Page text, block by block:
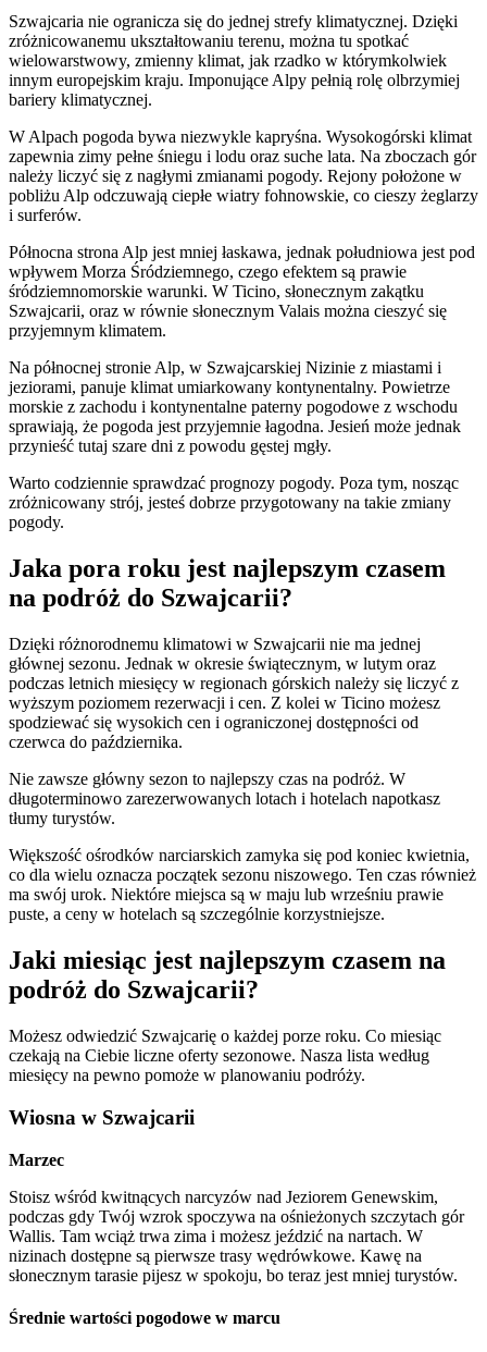
Szwajcaria nie ogranicza się do jednej strefy klimatycznej. Dzięki
zróżnicowanemu ukształtowaniu terenu, można tu spotkać
wielowarstwowy, zmienny klimat, jak rzadko w którymkolwiek
innym europejskim kraju. Imponujące Alpy pełnią rolę olbrzymiej
bariery klimatycznej.
W Alpach pogoda bywa niezwykle kapryśna. Wysokogórski klimat
zapewnia zimy pełne śniegu i lodu oraz suche lata. Na zboczach gór
należy liczyć się z nagłymi zmianami pogody. Rejony położone w
pobliżu Alp odczuwają ciepłe wiatry fohnowskie, co cieszy żeglarzy
i surferów.
Północna strona Alp jest mniej łaskawa, jednak południowa jest pod
wpływem Morza Śródziemnego, czego efektem są prawie
śródziemnomorskie warunki. W Ticino, słonecznym zakątku
Szwajcarii, oraz w równie słonecznym Valais można cieszyć się
przyjemnym klimatem.
Na północnej stronie Alp, w Szwajcarskiej Nizinie z miastami i
jeziorami, panuje klimat umiarkowany kontynentalny. Powietrze
morskie z zachodu i kontynentalne paterny pogodowe z wschodu
sprawiają, że pogoda jest przyjemnie łagodna. Jesień może jednak
przynieść tutaj szare dni z powodu gęstej mgły.
Warto codziennie sprawdzać prognozy pogody. Poza tym, nosząc
zróżnicowany strój, jesteś dobrze przygotowany na takie zmiany
pogody.
Jaka pora roku jest najlepszym czasem
na podróż do Szwajcarii?
Dzięki różnorodnemu klimatowi w Szwajcarii nie ma jednej
głównej sezonu. Jednak w okresie świątecznym, w lutym oraz
podczas letnich miesięcy w regionach górskich należy się liczyć z
wyższym poziomem rezerwacji i cen. Z kolei w Ticino możesz
spodziewać się wysokich cen i ograniczonej dostępności od
czerwca do października.
Nie zawsze główny sezon to najlepszy czas na podróż. W
długoterminowo zarezerwowanych lotach i hotelach napotkasz
tłumy turystów.
Większość ośrodków narciarskich zamyka się pod koniec kwietnia,
co dla wielu oznacza początek sezonu niszowego. Ten czas również
ma swój urok. Niektóre miejsca są w maju lub wrześniu prawie
puste, a ceny w hotelach są szczególnie korzystniejsze.
Jaki miesiąc jest najlepszym czasem na
podróż do Szwajcarii?
Możesz odwiedzić Szwajcarię o każdej porze roku. Co miesiąc
czekają na Ciebie liczne oferty sezonowe. Nasza lista według
miesięcy na pewno pomoże w planowaniu podróży.
Wiosna w Szwajcarii
Marzec
Stoisz wśród kwitnących narcyzów nad Jeziorem Genewskim,
podczas gdy Twój wzrok spoczywa na ośnieżonych szczytach gór
Wallis. Tam wciąż trwa zima i możesz jeździć na nartach. W
nizinach dostępne są pierwsze trasy wędrówkowe. Kawę na
słonecznym tarasie pijesz w spokoju, bo teraz jest mniej turystów.
Średnie wartości pogodowe w marcu